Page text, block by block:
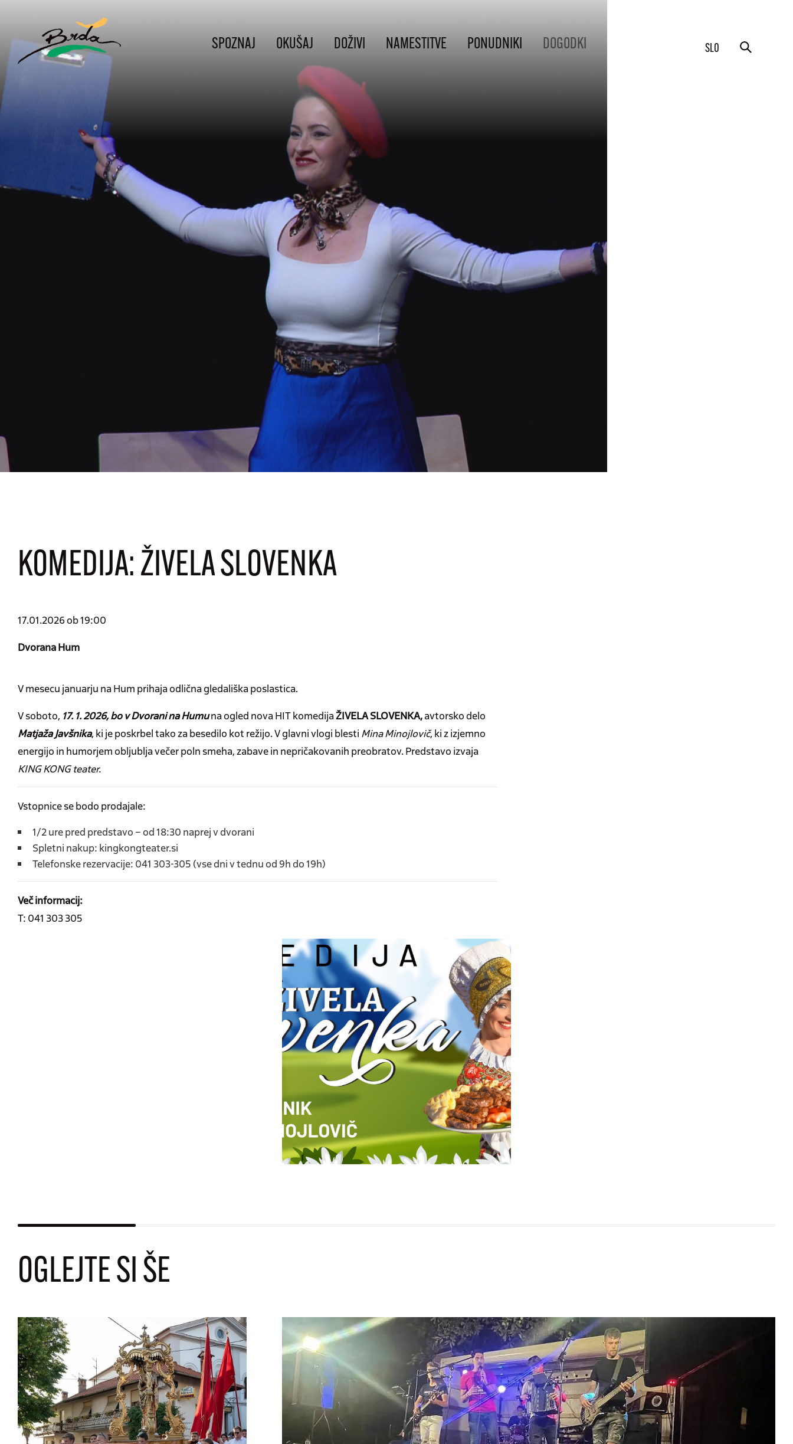
SLO
SPOZNAJ OKUŠAJ DOŽIVI NAMESTITVE PONUDNIKI DOGODKI
KOMEDIJA: ŽIVELA SLOVENKA
17.01.2026 ob 19:00
Dvorana Hum
V mesecu januarju na Hum prihaja odlična gledališka poslastica.
V soboto, 17. 1. 2026, bo v Dvorani na Humuna ogled nova HIT komedijaŽIVELA SLOVENKA,avtorsko delo
Matjaža Javšnika, ki je poskrbel tako za besedilo kot režijo. V glavni vlogi blesti Mina Minojlovič, ki z izjemno
energijo in humorjem obljublja večer poln smeha, zabave in nepričakovanih preobratov. Predstavo izvaja
KING KONG teater.
Vstopnice se bodo prodajale:
1/2 ure pred predstavo – od 18:30 naprej v dvorani
Spletni nakup: kingkongteater.si
Telefonske rezervacije: 041 303-305 (vse dni v tednu od 9h do 19h)
Več informacij:
T: 041 303 305
OGLEJTE SI ŠE